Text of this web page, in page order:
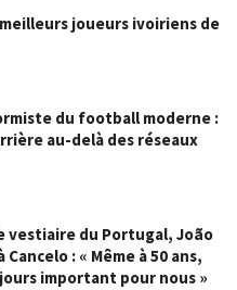
joueurs ivoiriens de
du football moderne :
au-delà des réseaux
vestiaire du Portugal, João
: « Même à 50 ans,
important pour nous »